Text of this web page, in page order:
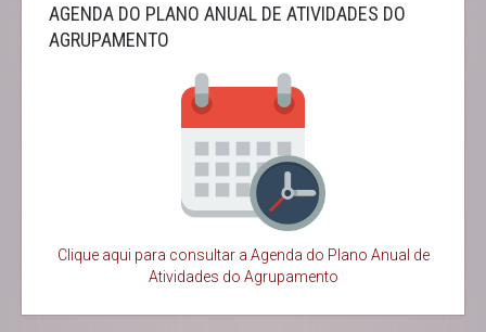
AGENDA DO PLANO ANUAL DE ATIVIDADES DO
AGRUPAMENTO
Clique aqui para consultar a Agenda do Plano Anual de
Atividades do Agrupamento